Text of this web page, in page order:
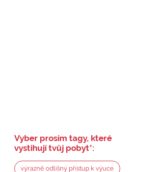
Vyber prosím tagy, které
vystihují tvůj pobyt*:
výrazně odlišný přístup k výuce